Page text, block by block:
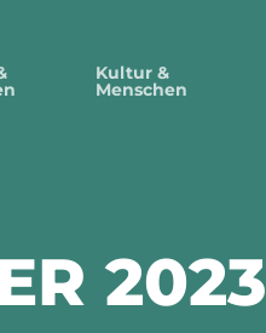
Kultur &
Menschen
2023